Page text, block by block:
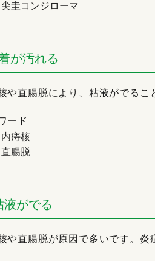
尖圭コンジローマ
が汚れる
や直腸脱により、粘液がでるこ
ード
内痔核
直腸脱
液がでる
や直腸脱が原因で多いです。炎